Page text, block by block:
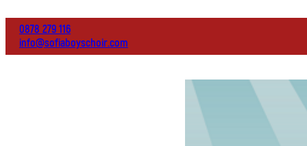
0878 279 116
info@sofiaboyschoir.com